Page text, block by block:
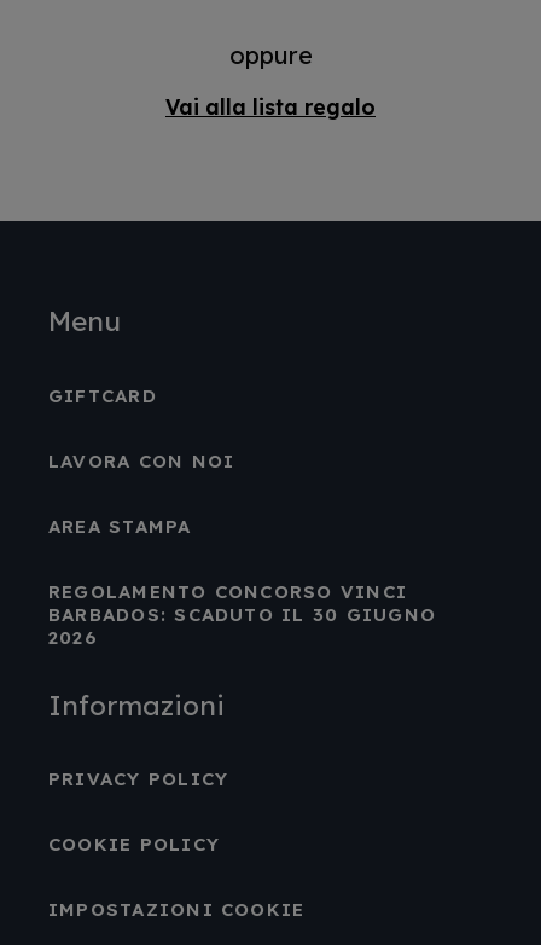
oppure
Vai alla lista regalo
Menu
GIFTCARD
LAVORA CON NOI
AREA STAMPA
REGOLAMENTO CONCORSO VINCI
BARBADOS: SCADUTO IL 30 GIUGNO
2026
Informazioni
PRIVACY POLICY
COOKIE POLICY
IMPOSTAZIONI COOKIE